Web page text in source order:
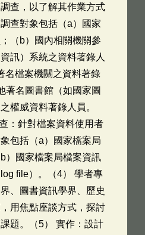
查，以了解其作業方式
查對象包括（a）國家
（b）國內相關機關參
訊）系統之資料著錄人
名檔案機關之資料著錄
著名圖書館（如國家圖
權威資料著錄人員。
：針對檔案資料使用者
包括（a）國家檔案局
）國家檔案局檔案資訊
file）。（4） 學者專
、圖書資訊學界、歷史
用焦點座談方式，探討
題。（5） 實作：設計